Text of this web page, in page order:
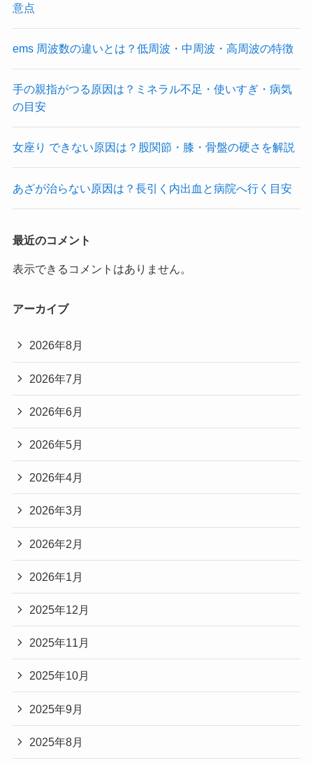
意点
ems 周波数の違いとは？低周波・中周波・高周波の特徴
手の親指がつる原因は？ミネラル不足・使いすぎ・病気
の目安
女座り できない原因は？股関節・膝・骨盤の硬さを解説
あざが治らない原因は？長引く内出血と病院へ行く目安
最近のコメント
表示できるコメントはありません。
アーカイブ
2026年8月
2026年7月
2026年6月
2026年5月
2026年4月
2026年3月
2026年2月
2026年1月
2025年12月
2025年11月
2025年10月
2025年9月
2025年8月